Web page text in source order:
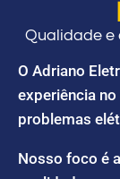
Qualidade e
O Adriano
experiência
problemas
Nosso foco é